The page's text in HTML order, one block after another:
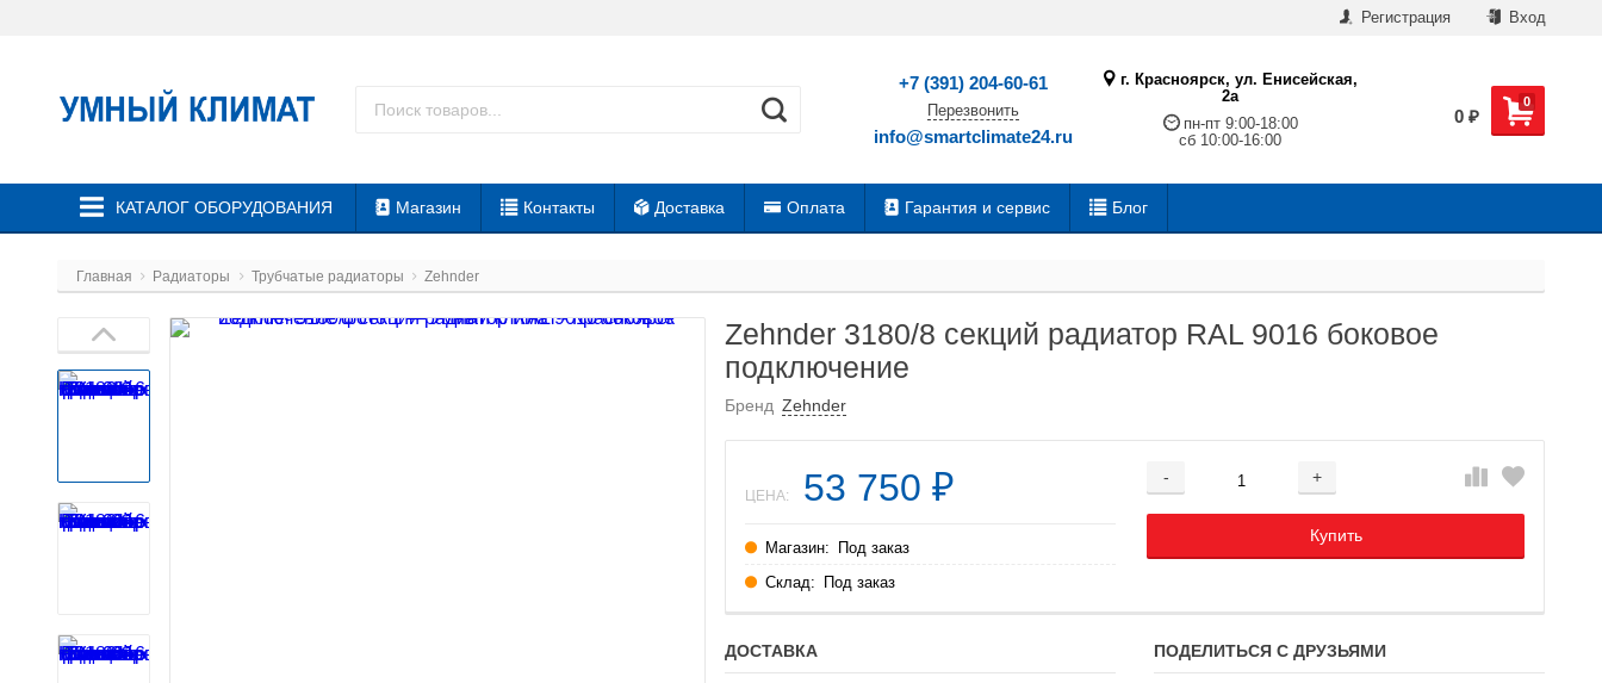
Регистрация Вход
+7 (391) 204-60-61
Перезвонить
info@smartclimate24.ru
г. Красноярск, ул. Енисейская,
2а
пн-пт 9:00-18:00
сб 10:00-16:00
0
0 ₽
КАТАЛОГ ОБОРУДОВАНИЯ Магазин Контакты Доставка Оплата Гарантия и сервис Блог
Главная Радиаторы Трубчатые радиаторы Zehnder
Zehnder 3180/8 секций радиатор RAL 9016 боковое
подключение
Бренд Zehnder
- +
Добавляется...
Купить
Добавлен
ЦЕНА: 53 750 ₽
Магазин:
Под заказ
Склад:
Под заказ
ДОСТАВКА ПОДЕЛИТЬСЯ С ДРУЗЬЯМИ